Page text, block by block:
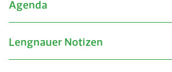
Agenda
Lengnauer Notizen